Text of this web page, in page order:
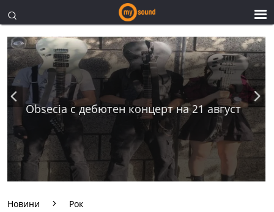
Obsecia с дебютен концерт на 21 август
Новини Рок